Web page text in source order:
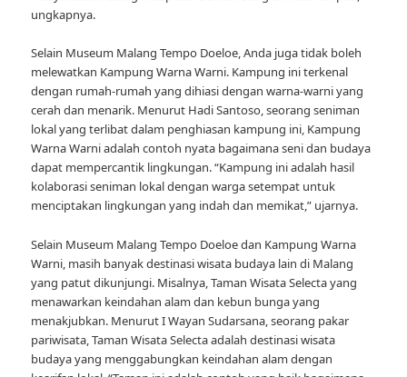
ungkapnya.
Selain Museum Malang Tempo Doeloe, Anda juga tidak boleh
melewatkan Kampung Warna Warni. Kampung ini terkenal
dengan rumah-rumah yang dihiasi dengan warna-warni yang
cerah dan menarik. Menurut Hadi Santoso, seorang seniman
lokal yang terlibat dalam penghiasan kampung ini, Kampung
Warna Warni adalah contoh nyata bagaimana seni dan budaya
dapat mempercantik lingkungan. “Kampung ini adalah hasil
kolaborasi seniman lokal dengan warga setempat untuk
menciptakan lingkungan yang indah dan memikat,” ujarnya.
Selain Museum Malang Tempo Doeloe dan Kampung Warna
Warni, masih banyak destinasi wisata budaya lain di Malang
yang patut dikunjungi. Misalnya, Taman Wisata Selecta yang
menawarkan keindahan alam dan kebun bunga yang
menakjubkan. Menurut I Wayan Sudarsana, seorang pakar
pariwisata, Taman Wisata Selecta adalah destinasi wisata
budaya yang menggabungkan keindahan alam dengan